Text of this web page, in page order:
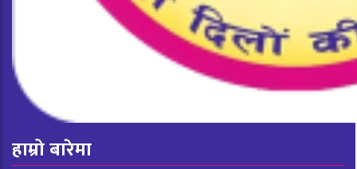
हाम्रो बारेमा